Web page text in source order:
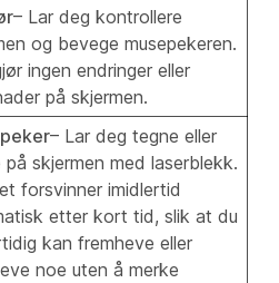
– Lar deg kontrollere
og bevege musepekeren.
ingen endringer eller
på skjermen.
– Lar deg tegne eller
på skjermen med laserblekk.
forsvinner imidlertid
etter kort tid, slik at du
kan fremheve eller
noe uten å merke